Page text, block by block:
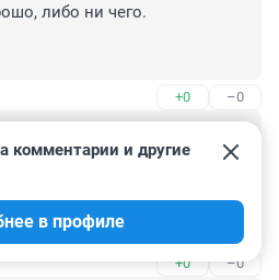
либо ни чего.
+0 –0
Да с
халатными действиями
и необоснованно обвинять
- это они первые, а
- это их нет, это им
+0 –0
комментарии и другие
в профиле